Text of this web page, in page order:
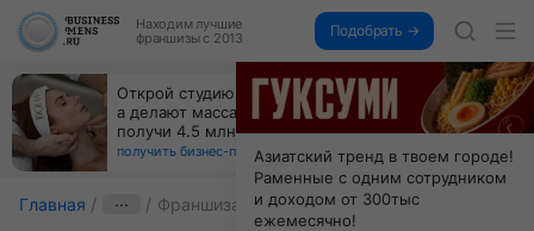
Находим лучшие
франшизы с 2013
Подобрать →
За 90 тыс. открой магазин на Авито, дома ни
коробок, ни товара, ни склада, зато каждый месяц
+125 тыс. чистыми
получить бизнес-план ↓
Главная ··· Франшиза Lady Stretch
Азиатский тренд в твоем городе!
Раменные с одним сотрудником
и доходом от 300тыс
ежемесячно!